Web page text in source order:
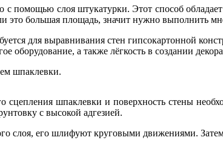
помощью слоя штукатурки. Этот способ
это большая площадь, значит нужно выполнить
для выравнивания стен гипсокартонной
оборудование, а также лёгкость в создании
шпаклевки.
сцепления шпаклевки и поверхность стены
с высокой адгезией.
слоя, его шлифуют круговыми движениями.